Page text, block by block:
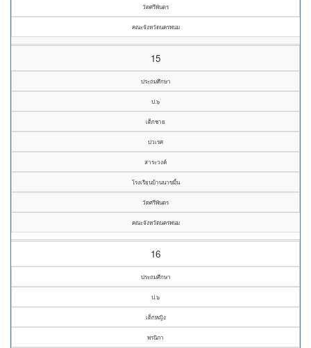
วัดศรีพันดร
คณะจังหวัดนครพนม
15
ประถมศึกษา
ป.๖
เด็กชาย
ปวเรศ
สาระวงค์
โรงเรียนบ้านนาขมิ้น
วัดศรีพันดร
คณะจังหวัดนครพนม
16
ประถมศึกษา
ป.๖
เด็กหญิง
พรนิภา